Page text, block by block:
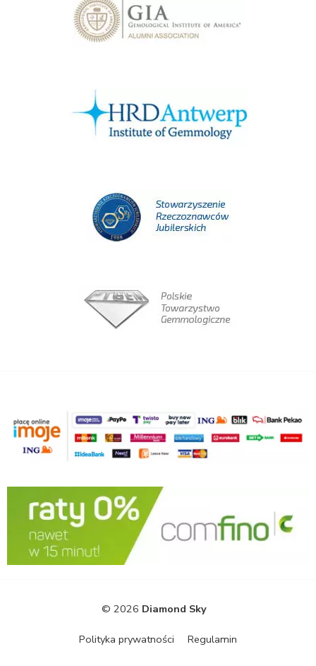
© 2026 Diamond Sky
Polityka prywatności Regulamin